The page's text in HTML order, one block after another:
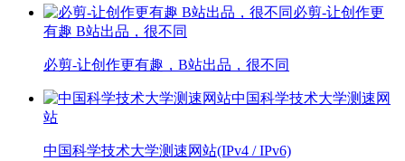
必剪-让创作更
有趣 B站出品，很不同
必剪-让创作更有趣，B站出品，很不同
中国科学技术大学测速网
站
中国科学技术大学测速网站(IPv4 / IPv6)